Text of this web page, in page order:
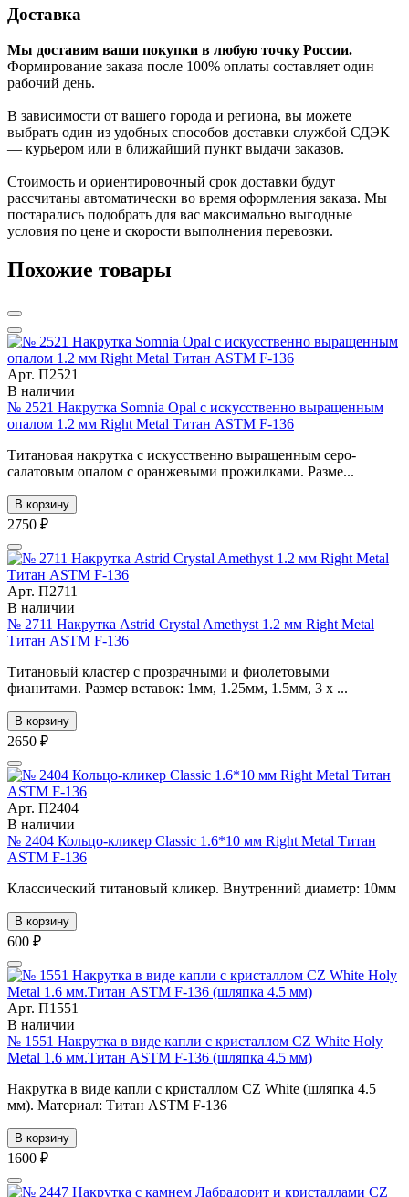
Доставка
Мы доставим ваши покупки в любую точку России.
Формирование заказа после 100% оплаты составляет один
рабочий день.
В зависимости от вашего города и региона, вы можете
выбрать один из удобных способов доставки службой СДЭК
— курьером или в ближайший пункт выдачи заказов.
Стоимость и ориентировочный срок доставки будут
рассчитаны автоматически во время оформления заказа. Мы
постарались подобрать для вас максимально выгодные
условия по цене и скорости выполнения перевозки.
Похожие товары
Арт. П2521
В наличии
№ 2521 Накрутка Somnia Opal с искусственно выращенным
опалом 1.2 мм Right Metal Титан ASTM F-136
Титановая накрутка с искусственно выращенным серо-
салатовым опалом с оранжевыми прожилками. Разме...
В корзину
2750 ₽
Арт. П2711
В наличии
№ 2711 Накрутка Astrid Crystal Amethyst 1.2 мм Right Metal
Титан ASTM F-136
Титановый кластер с прозрачными и фиолетовыми
фианитами. Размер вставок: 1мм, 1.25мм, 1.5мм, 3 х ...
В корзину
2650 ₽
Арт. П2404
В наличии
№ 2404 Кольцо-кликер Classic 1.6*10 мм Right Metal Титан
ASTM F-136
Классический титановый кликер. Внутренний диаметр: 10мм
В корзину
600 ₽
Арт. П1551
В наличии
№ 1551 Накрутка в виде капли с кристаллом CZ White Holy
Metal 1.6 мм.Титан ASTM F-136 (шляпка 4.5 мм)
Накрутка в виде капли с кристаллом CZ White (шляпка 4.5
мм). Материал: Титан ASTM F-136
В корзину
1600 ₽